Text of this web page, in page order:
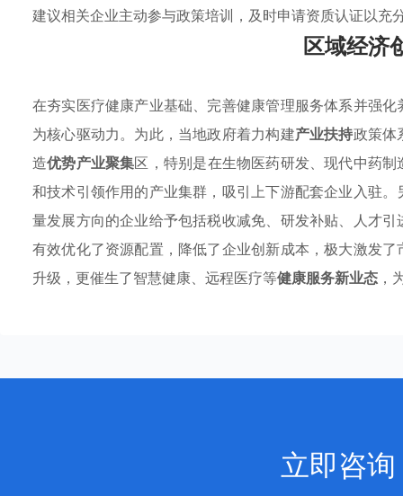
建议相关企业主动参与政策培训，及时申请资质认证以充
区域经济
在夯实医疗健康产业基础、完善健康管理服务体系并强
为核心驱动力。为此，当地政府着力构建产业扶持政策体
造优势产业聚集区，特别是在生物医药研发、现代中药
和技术引领作用的产业集群，吸引上下游配套企业入驻
量发展方向的企业给予包括税收减免、研发补贴、人才
有效优化了资源配置，降低了企业创新成本，极大激发
升级，更催生了智慧健康、远程医疗等健康服务新业态 ，
立即咨